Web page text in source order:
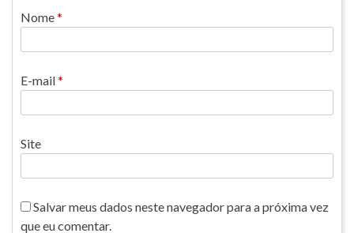
Nome*
E-mail*
Site
Salvar meus dados neste navegador para a próxima vez
que eu comentar.